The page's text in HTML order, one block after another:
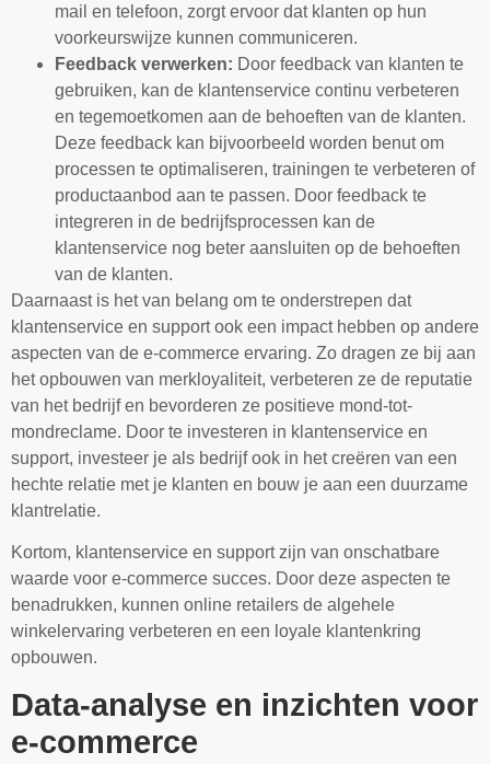
mail en telefoon, zorgt ervoor dat klanten op hun
voorkeurswijze kunnen communiceren.
Feedback verwerken: Door feedback van klanten te
gebruiken, kan de klantenservice continu verbeteren
en tegemoetkomen aan de behoeften van de klanten.
Deze feedback kan bijvoorbeeld worden benut om
processen te optimaliseren, trainingen te verbeteren of
productaanbod aan te passen. Door feedback te
integreren in de bedrijfsprocessen kan de
klantenservice nog beter aansluiten op de behoeften
van de klanten.
Daarnaast is het van belang om te onderstrepen dat
klantenservice en support ook een impact hebben op andere
aspecten van de e-commerce ervaring. Zo dragen ze bij aan
het opbouwen van merkloyaliteit, verbeteren ze de reputatie
van het bedrijf en bevorderen ze positieve mond-tot-
mondreclame. Door te investeren in klantenservice en
support, investeer je als bedrijf ook in het creëren van een
hechte relatie met je klanten en bouw je aan een duurzame
klantrelatie.
Kortom, klantenservice en support zijn van onschatbare
waarde voor e-commerce succes. Door deze aspecten te
benadrukken, kunnen online retailers de algehele
winkelervaring verbeteren en een loyale klantenkring
opbouwen.
Data-analyse en inzichten voor
e-commerce